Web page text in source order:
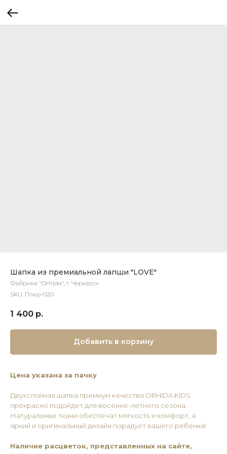
Шапка из премиальной лапши "LOVE"
Фабрика "Orhida", г. Черкесск
SKU: Плкр-020
1 400 р.
Добавить в корзину
Цена указана за пачку
Двухслойная шапка премиум качества ORHIDA KIDS
прекрасно подойдет для весенне-летнего сезона.
Натуральные ткани обеспечат мягкость и комфорт, а
яркий и оригинальный дизайн порадует вашего ребенка!
Наличие расцветок, представленных на сайте,